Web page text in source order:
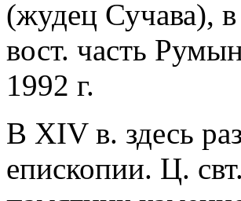
(жудец Сучава),
вост. часть
1992 г.
В XIV в. здесь
епископии. Ц.